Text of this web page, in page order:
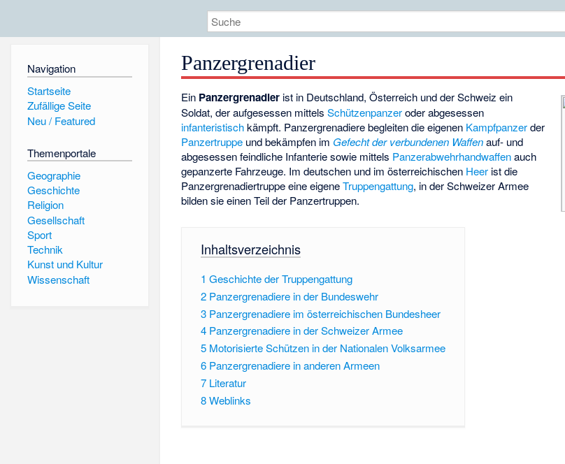
Navigation
Startseite
Zufällige Seite
Neu / Featured
Themenportale
Geographie
Geschichte
Religion
Gesellschaft
Sport
Technik
Kunst und Kultur
Wissenschaft
Panzergrenadier
Ein Panzergrenadier ist in Deutschland, Österreich und der Schweiz ein
Soldat, der aufgesessen mittelsSchützenpanzeroder abgesessen
infanteristischkämpft. Panzergrenadiere begleiten die eigenen Kampfpanzerder
Panzertruppe und bekämpfen im Gefecht der verbundenen Waffenauf- und
abgesessen feindliche Infanterie sowie mittels Panzerabwehrhandwaffenauch
gepanzerte Fahrzeuge. Im deutschen und im österreichischen Heer ist die
Panzergrenadiertruppe eine eigeneTruppengattung, in der Schweizer Armee
bilden sie einen Teil der Panzertruppen.
Inhaltsverzeichnis
1 Geschichte der Truppengattung
2 Panzergrenadiere in der Bundeswehr
3 Panzergrenadiere im österreichischen Bundesheer
4 Panzergrenadiere in der Schweizer Armee
5 Motorisierte Schützen in der Nationalen Volksarmee
6 Panzergrenadiere in anderen Armeen
7 Literatur
8Weblinks